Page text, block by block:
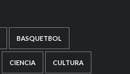
BASQUETBOL
CIENCIA CULTURA